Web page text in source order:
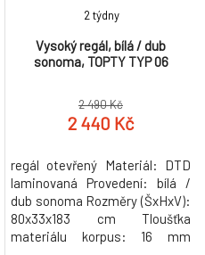
Vysoký regál, bílá / dub
sonoma, TOPTY TYP 06
2 týdny
2 490 Kč
2 440 Kč
regál otevřený Materiál: DTD
laminovaná Provedení: bílá /
dub sonoma Rozměry (ŠxHxV):
80x33x183 cm Tloušťka
materiálu korpus: 16 mm